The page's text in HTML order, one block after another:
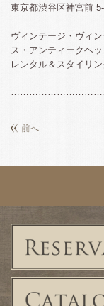
東京都渋谷区神宮前
ヴィンテージ・ヴィ
ス・アンティークヘ
レンタル＆スタイリ